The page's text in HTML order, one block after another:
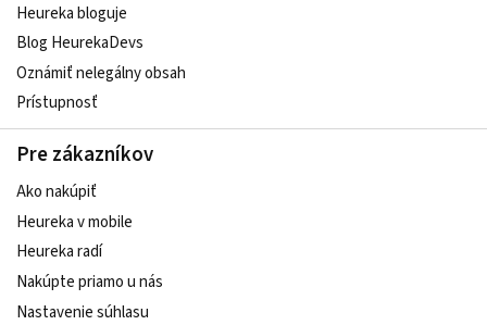
Heureka bloguje
Blog HeurekaDevs
Oznámiť nelegálny obsah
Prístupnosť
Pre zákazníkov
Ako nakúpiť
Heureka v mobile
Heureka radí
Nakúpte priamo u nás
Nastavenie súhlasu